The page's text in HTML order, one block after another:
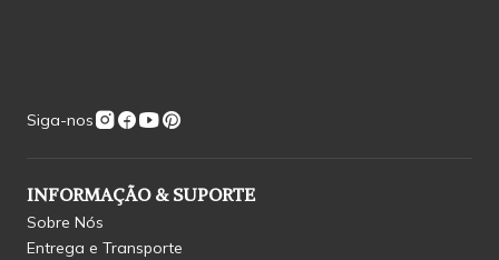
Siga-nos
INFORMAÇÃO & SUPORTE
Sobre Nós
Entrega e Transporte